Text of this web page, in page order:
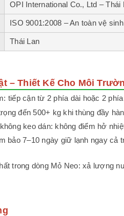
OPI International Co., Ltd – Thái
ISO 9001:2008 – An toàn vệ
Thái Lan
– Thiết Kế Cho Môi
tiếp cận từ 2 phía dài hoặc 2
đến 500+ kg khi thùng đầy
keo dán: không điểm hở
bảo 7–10 ngày giữ lạnh ngay cả
trong dòng Mỏ Neo: xả lượng